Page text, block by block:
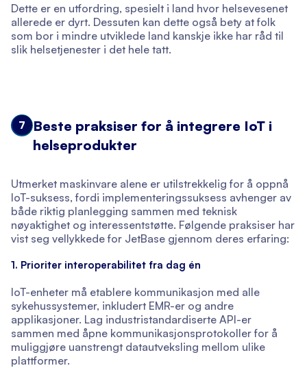
Dette er en utfordring, spesielt i land hvor helsevesenet
allerede er dyrt. Dessuten kan dette også bety at folk
som bor i mindre utviklede land kanskje ikke har råd til
slik helsetjenester i det hele tatt.
7
Beste praksiser for å integrere IoT i
helseprodukter
Utmerket maskinvare alene er utilstrekkelig for å oppnå
IoT-suksess, fordi implementeringssuksess avhenger av
både riktig planlegging sammen med teknisk
nøyaktighet og interessentstøtte. Følgende praksiser har
vist seg vellykkede for JetBase gjennom deres erfaring:
1. Prioriter interoperabilitet fra dag én
IoT-enheter må etablere kommunikasjon med alle
sykehussystemer, inkludert EMR-er og andre
applikasjoner. Lag industristandardiserte API-er
sammen med åpne kommunikasjonsprotokoller for å
muliggjøre uanstrengt datautveksling mellom ulike
plattformer.